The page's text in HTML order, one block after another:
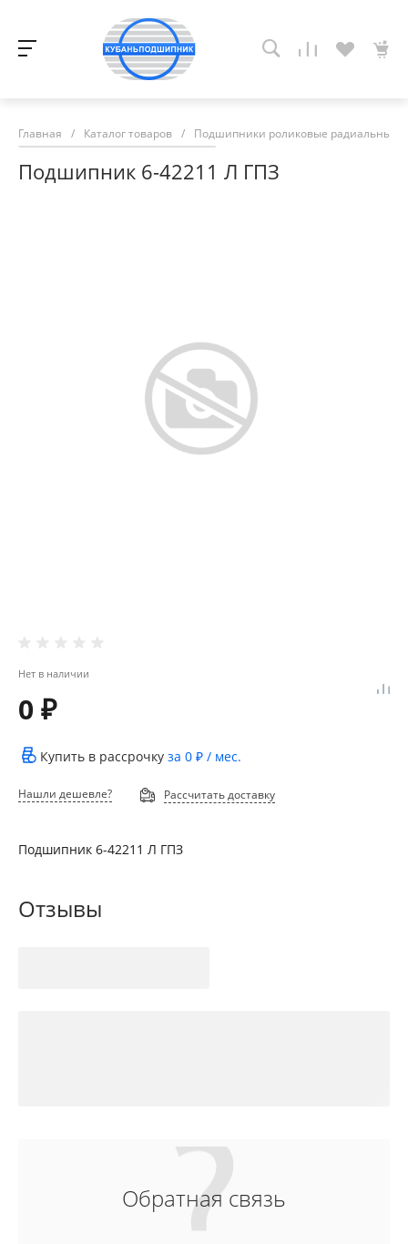
Главная / Каталог товаров / Подшипники роликовые радиальные
Подшипник 6-42211 Л ГПЗ
Нет в наличии
0 ₽
Купить в рассрочку за 0 ₽ / мес.
Нашли дешевле? Рассчитать доставку
Подшипник 6-42211 Л ГПЗ
Отзывы
Обратная связь